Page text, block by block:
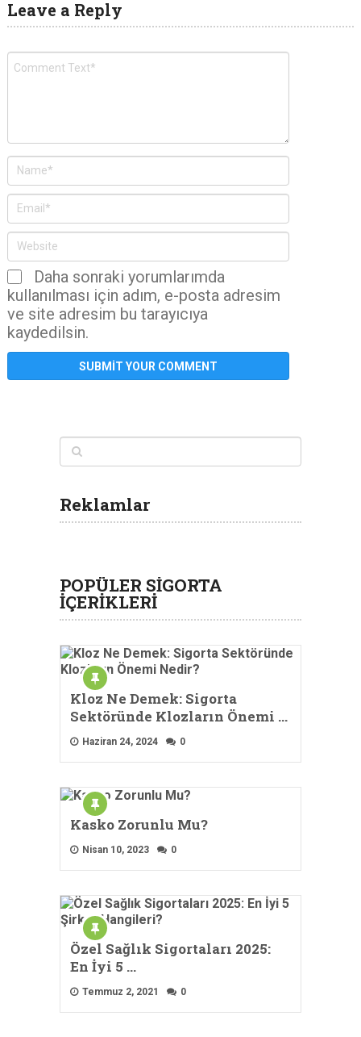
Leave a Reply
Daha sonraki yorumlarımda
kullanılması için adım, e-posta adresim
ve site adresim bu tarayıcıya
kaydedilsin.
Reklamlar
POPÜLER SİGORTA
İÇERİKLERİ
Kloz Ne Demek: Sigorta
Sektöründe Klozların Önemi …
Haziran 24, 2024 0
Kasko Zorunlu Mu?
Nisan 10, 2023 0
Özel Sağlık Sigortaları 2025:
En İyi 5 …
Temmuz 2, 2021 0